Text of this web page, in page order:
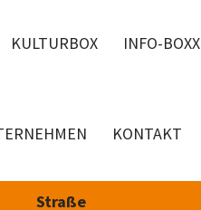
KULTURBOX INFO-BOXX
KONTAKT
Straße